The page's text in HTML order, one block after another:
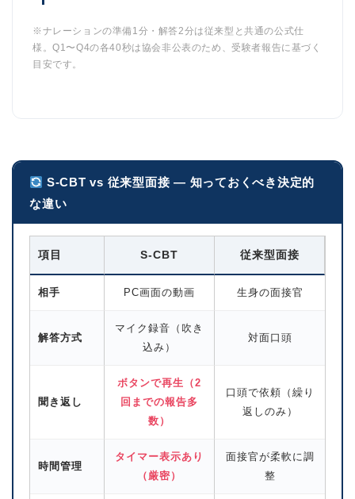
※ナレーションの準備1分・解答2分は従来型と共通の公式仕
様。Q1〜Q4の各40秒は協会非公表のため、受験者報告に基づく
目安です。
S-CBT vs 従来型面接 — 知っておくべき決定的
な違い
項目 S-CBT 従来型面接
相手 PC画面の動画 生身の面接官
解答方式
マイク録音（吹き
込み）
対面口頭
聞き返し
ボタンで再生（2
回までの報告多
数）
口頭で依頼（繰り
返しのみ）
時間管理
タイマー表示あり
（厳密）
面接官が柔軟に調
整